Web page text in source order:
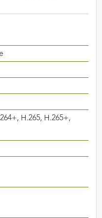
H.265, H.265+,
Google
na sledovanie
webovými
našim partnerom
reklamu, a to na
sieťach tretích strán.